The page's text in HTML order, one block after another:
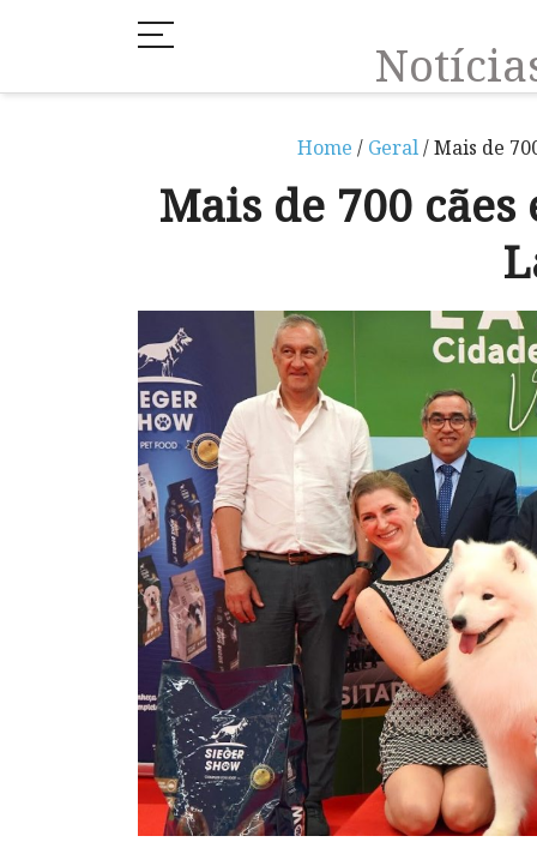
Home / Geral/ Mais de
Mais de 700